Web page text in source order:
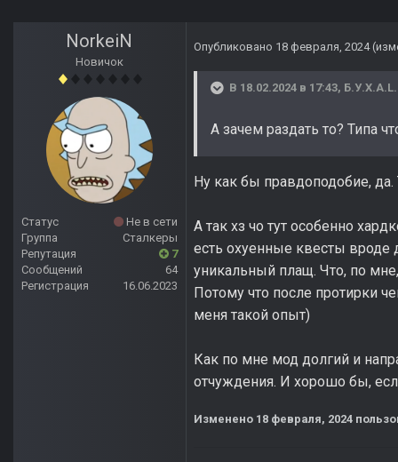
NorkeiN
Новичок
Статус
Не в сети
Группа
Сталкеры
Репутация
7
Сообщений
64
Регистрация
16.06.2023
Опубликовано 18 февраля, 2024
В 18.02.2024 в 17:43,
А зачем раздать то? Типа
Ну как бы правдоподобие,
А так хз чо тут особенно
есть охуенные квесты вроде
уникальный плащ. Что, по
Потому что после протирки
меня такой опыт)
Как по мне мод долгий и
отчуждения. И хорошо бы,
Изменено 18 февраля, 2024